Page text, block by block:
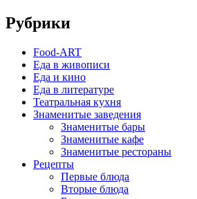
Рубрики
Food-ART
Еда в живописи
Еда и кино
Еда в литературе
Театральная кухня
Знаменитые заведения
Знаменитые бары
Знаменитые кафе
Знаменитые рестораны
Рецепты
Первые блюда
Вторые блюда